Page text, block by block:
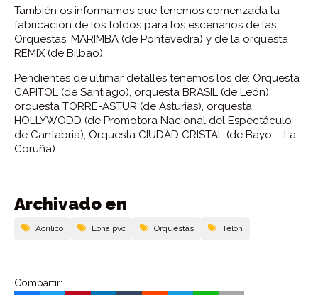
También os informamos que tenemos comenzada la
fabricación de los toldos para los escenarios de las
Orquestas: MARIMBA (de Pontevedra) y de la orquesta
REMIX (de Bilbao).
Pendientes de ultimar detalles tenemos los de: Orquesta
CAPITOL (de Santiago), orquesta BRASIL (de León),
orquesta TORRE-ASTUR (de Asturias), orquesta
HOLLYWODD (de Promotora Nacional del Espectáculo
de Cantabria), Orquesta CIUDAD CRISTAL (de Bayo – La
Coruña).
Archivado en
Acrilico Lona pvc Orquestas Telon
Compartir: